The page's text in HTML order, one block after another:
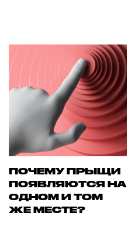
ПОЧЕМУ ПРЫЩИ
ПОЯВЛЯЮТСЯ НА
ОДНОМ И ТОМ
ЖЕ МЕСТЕ?